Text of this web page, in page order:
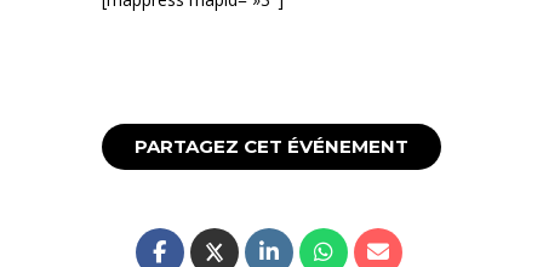
PARTAGEZ CET ÉVÉNEMENT